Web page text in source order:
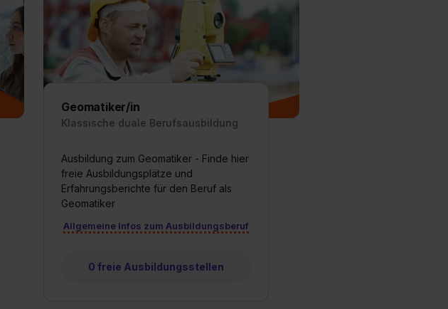
Geomatiker/in
Klassische duale Berufsausbildung
Ausbildung zum Geomatiker - Finde hier
freie Ausbildungsplätze und
Erfahrungsberichte für den Beruf als
Geomatiker
Allgemeine Infos zum Ausbildungsberuf
0 freie Ausbildungsstellen